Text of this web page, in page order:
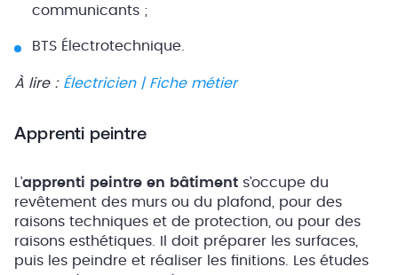
communicants ;
BTS Électrotechnique.
À lire : Électricien | Fiche métier
Apprenti peintre
L’apprenti peintre en bâtiment s’occupe du
revêtement des murs ou du plafond, pour des
raisons techniques et de protection, ou pour des
raisons esthétiques. Il doit préparer les surfaces,
puis les peindre et réaliser les finitions. Les études